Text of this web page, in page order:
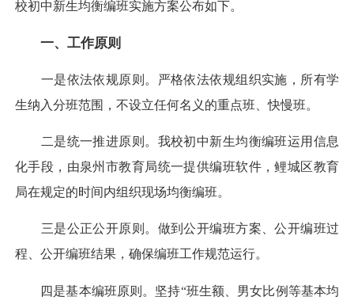
校初中新生均衡编班实施方案公布如下。
一、工作原则
一是依法依规原则。严格依法依规组织实施，所有学
生纳入分班范围，不设立任何名义的重点班、快慢班。
二是统一推进原则。我校初中新生均衡编班运用信息
化手段，由泉州市教育局统一提供编班软件，鲤城区教育
局在规定的时间内组织现场均衡编班。
三是公正公开原则。做到公开编班方案、公开编班过
程、公开编班结果，确保编班工作规范运行。
四是基本编班原则。坚持“班生额、男女比例等基本均